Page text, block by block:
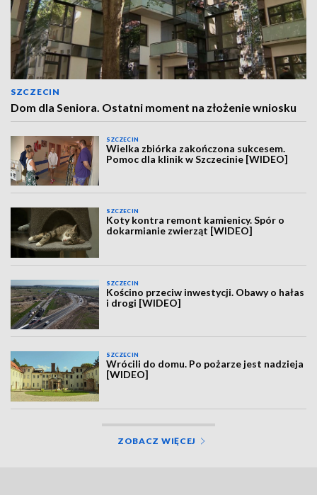
SZCZECIN
Dom dla Seniora. Ostatni moment na złożenie wniosku
SZCZECIN
Wielka zbiórka zakończona sukcesem.
Pomoc dla klinik w Szczecinie [WIDEO]
SZCZECIN
Koty kontra remont kamienicy. Spór o
dokarmianie zwierząt [WIDEO]
SZCZECIN
Kościno przeciw inwestycji. Obawy o hałas
i drogi [WIDEO]
SZCZECIN
Wrócili do domu. Po pożarze jest nadzieja
[WIDEO]
ZOBACZ WIĘCEJ